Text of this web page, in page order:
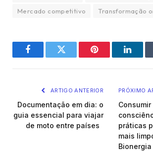
Mercado competitivo
Transformação
FacebookTwitter Pinterest
ARTIGO ANTERIOR
Documentação em dia: o
guia essencial para viajar
de moto entre países
PRÓXIMO
Consumir
práticas
mais